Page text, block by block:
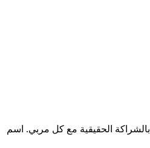
الحقيقية مع كل مربي. اسم